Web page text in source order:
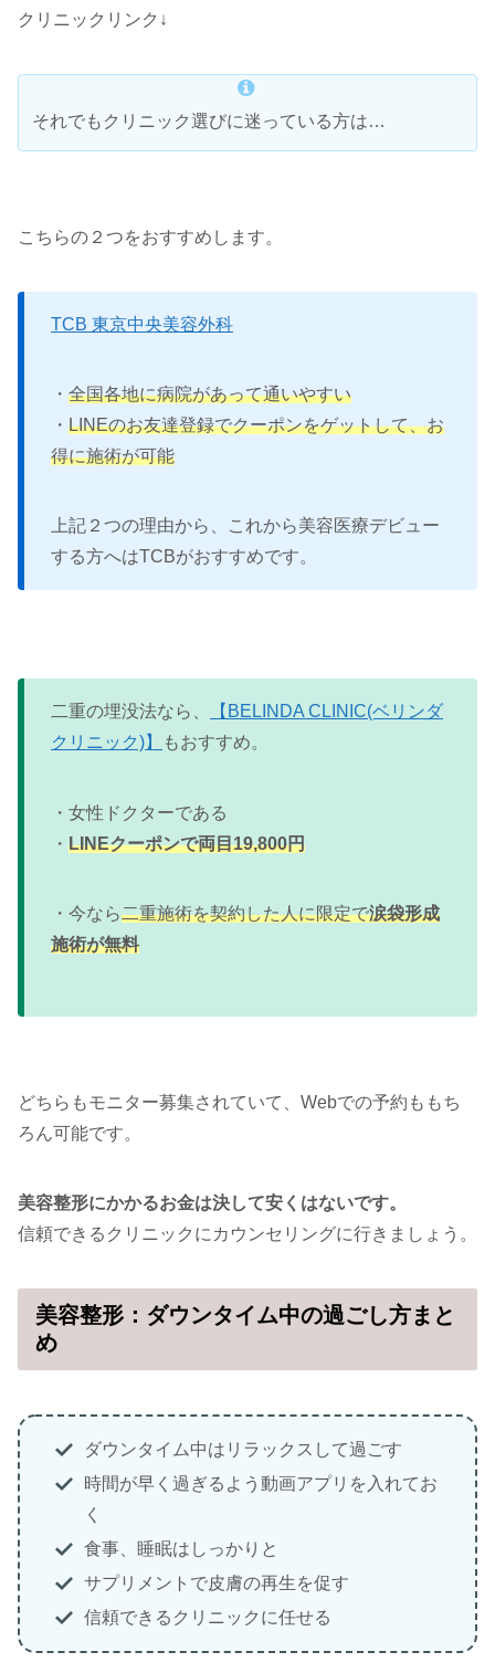
クリニックリンク↓
それでもクリニック選びに迷っている方は…
こちらの２つをおすすめします。
TCB 東京中央美容外科
・ 全国各地に病院があって通いやすい
・ LINEのお友達登録でクーポンをゲットして、お
得に施術が可能
上記２つの理由から、これから美容医療デビュー
する方へはTCBがおすすめです。
二重の埋没法なら、
【BELINDA CLINIC(ベリンダ
クリニック)】
もおすすめ。
・女性ドクターである
・ LINEクーポンで両目19,800円
・今なら二重施術を契約した人に限定で涙袋形成
施術が無料
どちらもモニター募集されていて、Webでの予約ももち
ろん可能です。
美容整形にかかるお金は決して安くはないです。
信頼できるクリニックにカウンセリングに行きましょう。
美容整形：ダウンタイム中の過ごし方まと
め
ダウンタイム中はリラックスして過ごす
時間が早く過ぎるよう動画アプリを入れてお
く
食事、睡眠はしっかりと
サプリメントで皮膚の再生を促す
信頼できるクリニックに任せる